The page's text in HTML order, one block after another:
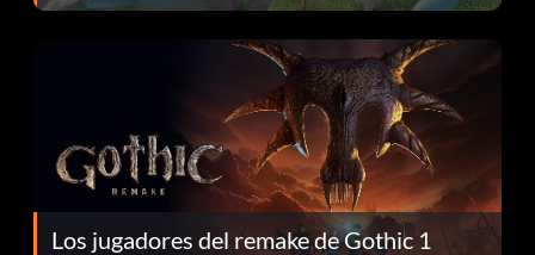
continuación te explicamos por qué.
Los jugadores del remake de Gothic 1